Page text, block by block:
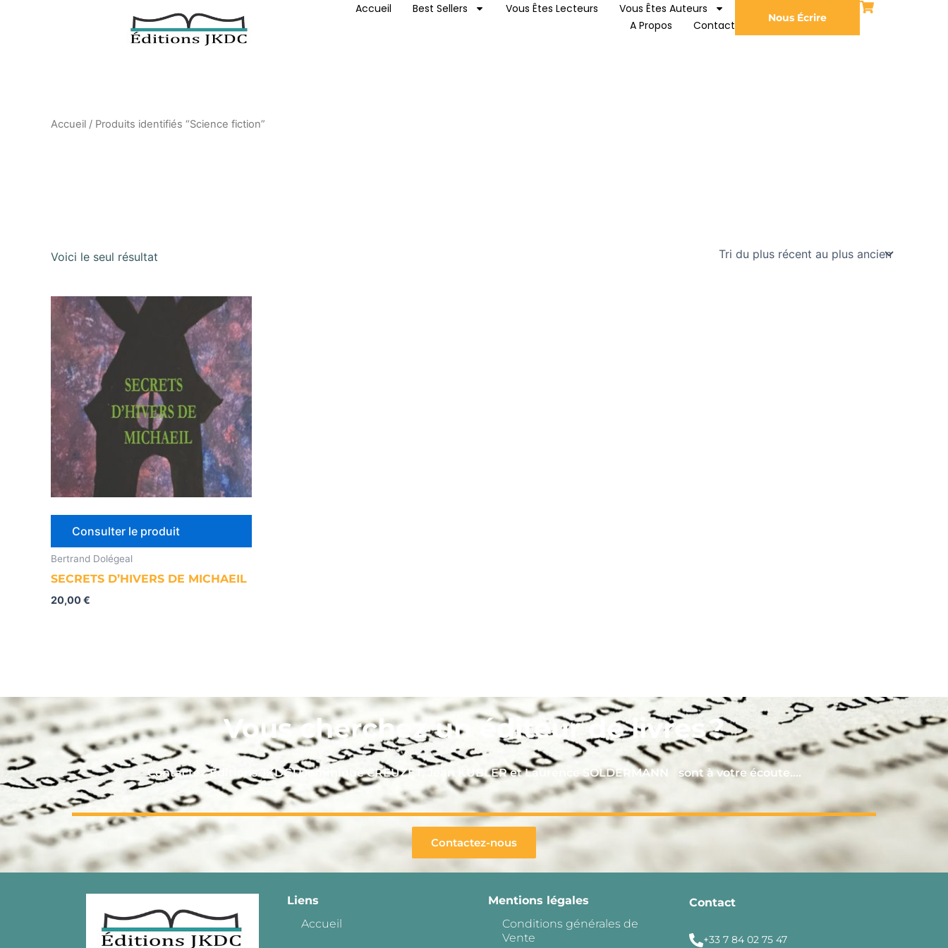
Accueil Best Sellers Vous Êtes Lecteurs
Vous Êtes Auteurs
A Propos
Contact
Nous Écrire
Accueil / Produits identifiés “Science fiction”
Voici le seul résultat
Consulter le produit
Bertrand Dolégeal
SECRETS D’HIVERS DE MICHAEIL
20,00€
Vous cherchez un éditeur de livres ?
Contactez Éditions JKDC ! Dominique CREUZET, Jean KUBLER et Laurence SOLDERMANN sont à votre écoute….
Contactez-nous
Liens
Accueil
Mentions légales
Conditions générales de
Vente
Contact
+33 7 84 02 75 47